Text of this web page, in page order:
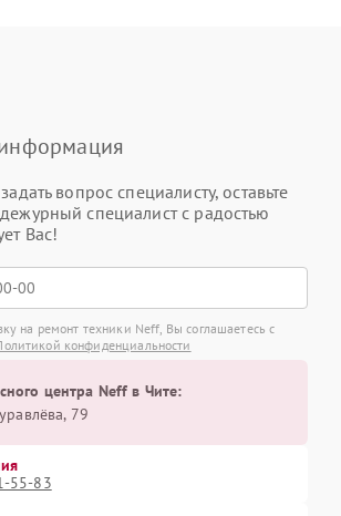
вопрос специалисту, оставьте
специалист с радостью
Вас!
на ремонт техники Neff, Вы соглашаетесь с
конфиденциальности
центра Neff в Чите:
79
55-83